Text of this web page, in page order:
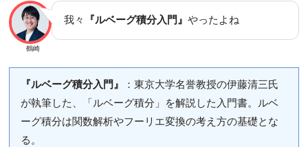
鶴崎
我々 『ルベーグ積分入門』やったよね
『ルベーグ積分入門』
：東京大学名誉教授の伊藤清三氏
が執筆した、「ルベーグ積分」を解説した入門書。ルベ
ーグ積分は関数解析やフーリエ変換の考え方の基礎とな
る。